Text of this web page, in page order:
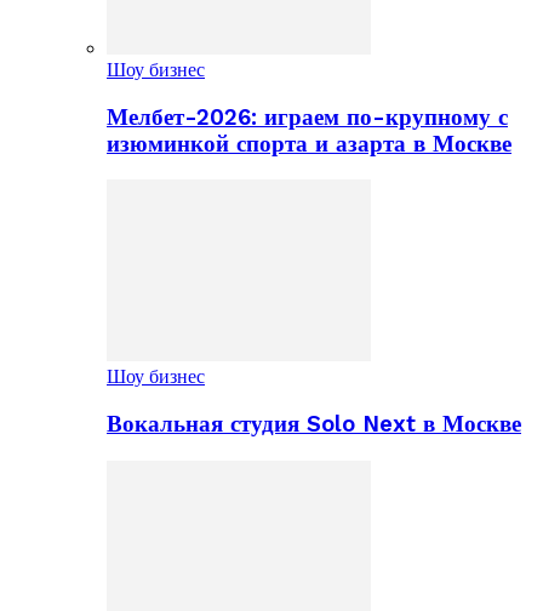
Шоу бизнес
Мелбет-2026: играем по-крупному с
изюминкой спорта и азарта в Москве
Шоу бизнес
Вокальная студия Solo Next в Москве